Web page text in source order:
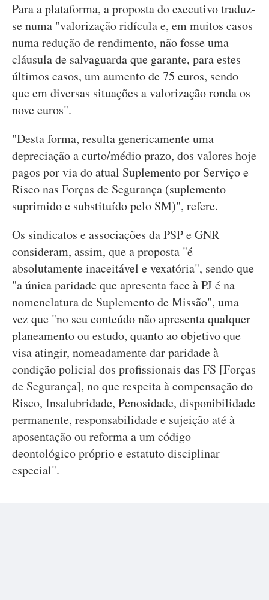
Para a plataforma, a proposta do executivo traduz-
se numa "valorização ridícula e, em muitos casos
numa redução de rendimento, não fosse uma
cláusula de salvaguarda que garante, para estes
últimos casos, um aumento de 75 euros, sendo
que em diversas situações a valorização ronda os
nove euros".
"Desta forma, resulta genericamente uma
depreciação a curto/médio prazo, dos valores hoje
pagos por via do atual Suplemento por Serviço e
Risco nas Forças de Segurança (suplemento
suprimido e substituído pelo SM)", refere.
Os sindicatos e associações da PSP e GNR
consideram, assim, que a proposta "é
absolutamente inaceitável e vexatória", sendo que
"a única paridade que apresenta face à PJ é na
nomenclatura de Suplemento de Missão", uma
vez que "no seu conteúdo não apresenta qualquer
planeamento ou estudo, quanto ao objetivo que
visa atingir, nomeadamente dar paridade à
condição policial dos profissionais das FS [Forças
de Segurança], no que respeita à compensação do
Risco, Insalubridade, Penosidade, disponibilidade
permanente, responsabilidade e sujeição até à
aposentação ou reforma a um código
deontológico próprio e estatuto disciplinar
especial".